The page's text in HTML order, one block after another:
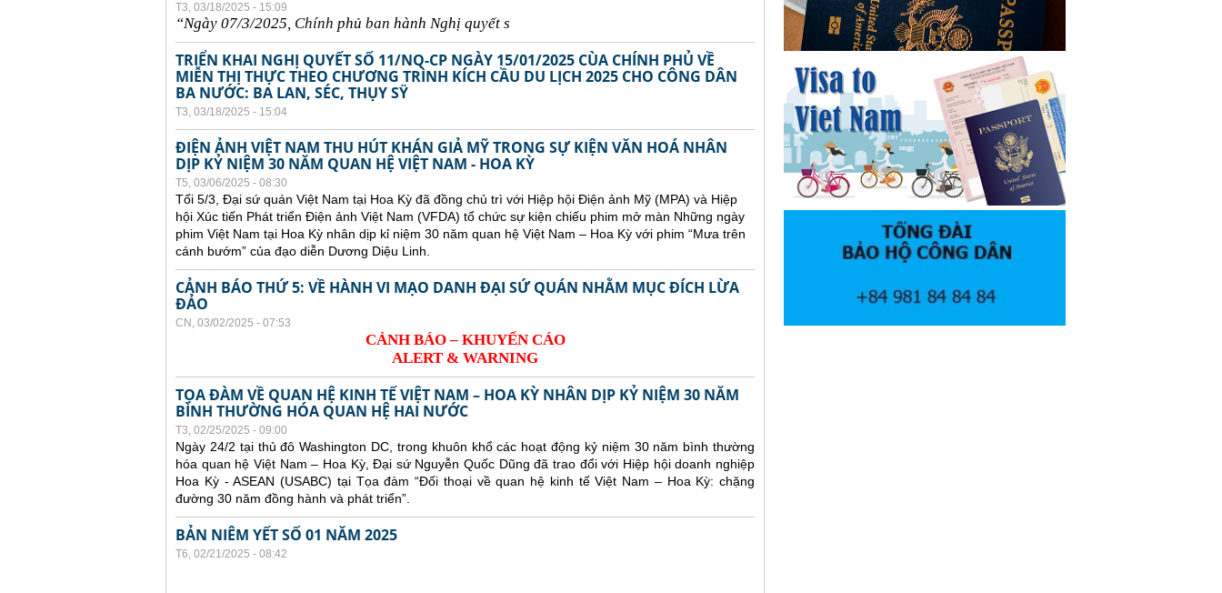
T3, 03/18/2025 - 15:09
“Ngày 07/3/2025, Chính phủ ban hành Nghị quyết s
TRIỂN KHAI NGHỊ QUYẾT SỐ 11/NQ-CP NGÀY 15/01/2025 CÙA CHÍNH PHỦ VỀ
MIỄN THỊ THỰC THEO CHƯƠNG TRÌNH KÍCH CẦU DU LỊCH 2025 CHO CÔNG DÂN
BA NƯỚC: BA LAN, SÉC, THỤY SŸ
T3, 03/18/2025 - 15:04
ĐIỆN ẢNH VIỆT NAM THU HÚT KHÁN GIẢ MỸ TRONG SỰ KIỆN VĂN HOÁ NHÂN
DỊP KỶ NIỆM 30 NĂM QUAN HỆ VIỆT NAM - HOA KỲ
T5, 03/06/2025 - 08:30
Tối 5/3, Đại sứ quán Việt Nam tại Hoa Kỳ đã đồng chủ trì với Hiệp hội Điện ảnh Mỹ (MPA) và Hiệp
hội Xúc tiến Phát triển Điện ảnh Việt Nam (VFDA) tổ chức sự kiện chiếu phim mở màn Những ngày
phim Việt Nam tại Hoa Kỳ nhân dịp kỉ niệm 30 năm quan hệ Việt Nam – Hoa Kỳ với phim “Mưa trên
cánh bướm” của đạo diễn Dương Diệu Linh.
CẢNH BÁO THỨ 5: VỀ HÀNH VI MẠO DANH ĐẠI SỨ QUÁN NHẰM MỤC ĐÍCH LỪA
ĐẢO
CN, 03/02/2025 - 07:53
CẢNH BÁO – KHUYẾN CÁO
ALERT & WARNING
TỌA ĐÀM VỀ QUAN HỆ KINH TẾ VIỆT NAM – HOA KỲ NHÂN DỊP KỶ NIỆM 30 NĂM
BÌNH THƯỜNG HÓA QUAN HỆ HAI NƯỚC
T3, 02/25/2025 - 09:00
Ngày 24/2 tại thủ đô Washington DC, trong khuôn khổ các hoạt động kỷ niệm 30 năm bình thường
hóa quan hệ Việt Nam – Hoa Kỳ, Đại sứ Nguyễn Quốc Dũng đã trao đổi với Hiệp hội doanh nghiệp
Hoa Kỳ - ASEAN (USABC) tại Tọa đàm “Đối thoại về quan hệ kinh tế Việt Nam – Hoa Kỳ: chặng
đường 30 năm đồng hành và phát triển”.
BẢN NIÊM YẾT SỐ 01 NĂM 2025
T6, 02/21/2025 - 08:42